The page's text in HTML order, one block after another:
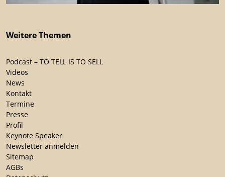
Weitere Themen
Podcast – TO TELL IS TO SELL
Videos
News
Kontakt
Termine
Presse
Profil
Keynote Speaker
Newsletter anmelden
Sitemap
AGBs